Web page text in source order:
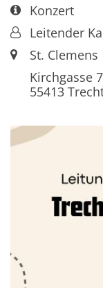
Art bzw.
Konzert
Von:Leitender
Ort:St. Clemens
Kirchgasse 7
55413